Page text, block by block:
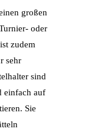
großen
oder
zudem
sehr
sind
einfach auf
Sie